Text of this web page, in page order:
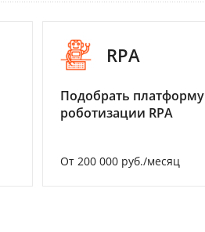
RPA
Подобрать платформу
роботизации RPA
От 200 000 руб./месяц